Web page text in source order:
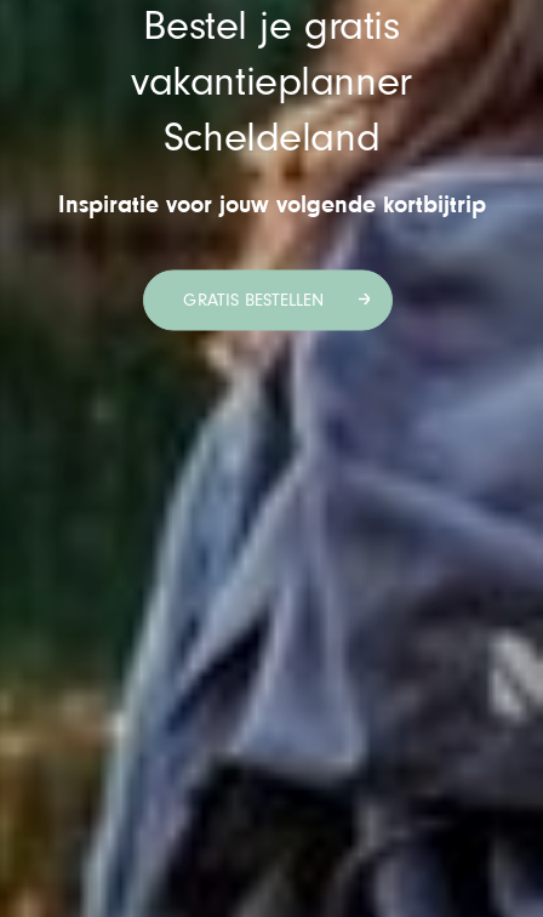
Bestel je gratis
vakantieplanner
Scheldeland
Inspiratie voor jouw volgende kortbijtrip
GRATIS BESTELLEN